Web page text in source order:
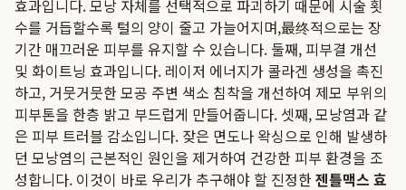
효과입니다. 모낭 자체를 선택적으로 파괴하기 때문에 시술 횟
수를 거듭할수록 털의 양이 줄고 가늘어지며,最终적으로는 장
기간 매끄러운 피부를 유지할 수 있습니다. 둘째, 피부결 개선
및 화이트닝 효과입니다. 레이저 에너지가 콜라겐 생성을 촉진
하고, 거뭇거뭇한 모공 주변 색소 침착을 개선하여 제모 부위의
피부톤을 한층 밝고 부드럽게 만들어줍니다. 셋째, 모낭염과 같
은 피부 트러블 감소입니다. 잦은 면도나 왁싱으로 인해 발생하
던 모낭염의 근본적인 원인을 제거하여 건강한 피부 환경을 조
성합니다. 이것이 바로 우리가 추구해야 할 진정한젠틀맥스 효